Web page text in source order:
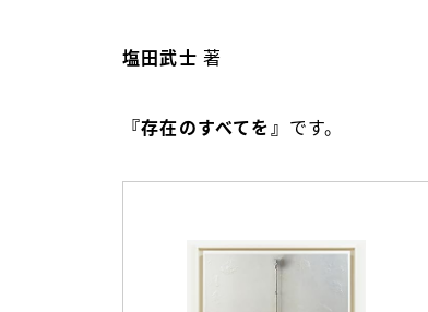
塩田武士 著
『存在のすべてを』 です。